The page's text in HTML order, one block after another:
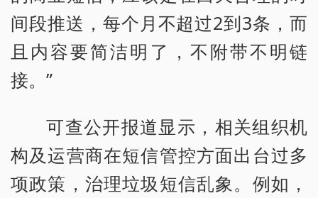
间段推送，每个月不超过2到3条，而
且内容要简洁明了，不附带不明链
接。”
可查公开报道显示，相关组织机
构及运营商在短信管控方面出台过多
项政策，治理垃圾短信乱象。例如，